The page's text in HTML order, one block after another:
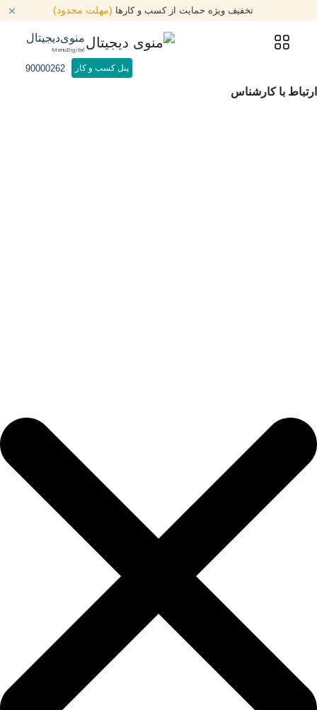
تخفیف ویژه حمایت از کسب و کارها (مهلت محدود)
منوی‌دیجیتال
MenuDigital
پنل کسب و کار
90000262
ارتباط با کارشناس